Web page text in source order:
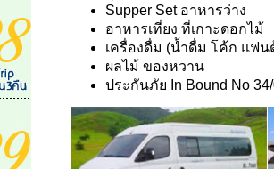
Supper Set อาหารว่าง
อาหารเที่ยง ที่เกาะดอกไม้
เครื่องดื่ม (น้ำดื่ม โค้ก แฟน
ผลไม้ ของหวาน
ประกันภัย In Bound No